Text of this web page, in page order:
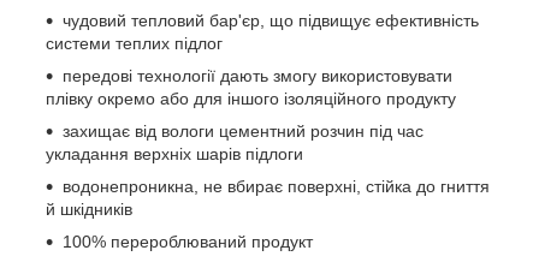
чудовий тепловий бар'єр, що підвищує ефективність
системи теплих підлог
передові технології дають змогу використовувати
плівку окремо або для іншого ізоляційного продукту
захищає від вологи цементний розчин під час
укладання верхніх шарів підлоги
водонепроникна, не вбирає поверхні, стійка до гниття
й шкідників
100% перероблюваний продукт